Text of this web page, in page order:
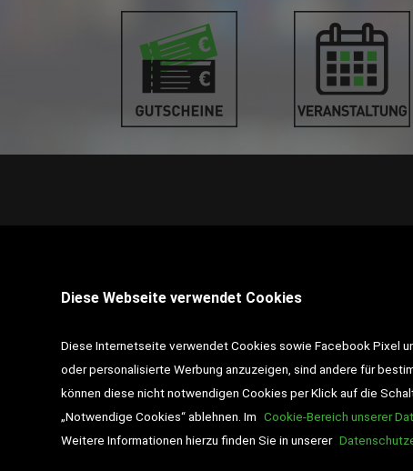
7423 Pinkafeld
pinkafeld@desch-drexler.at
Wir liefern ausschließlich nach
Diese Webseite verwendet Cookies
Diese Internetseite verwendet Cookies sowie Facebook Pixel
oder personalisierte Werbung anzuzeigen, sind andere für
können diese nicht notwendigen Cookies per Klick auf die
„Notwendige Cookies“ ablehnen. Im Cookie-Bereich unserer
Weitere Informationen hierzu finden Sie in unserer